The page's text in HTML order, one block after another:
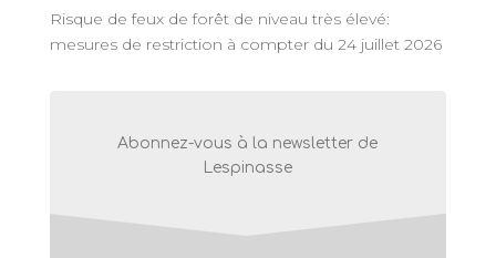
Risque de feux de forêt de niveau très élevé:
mesures de restriction à compter du 24 juillet 2026
Abonnez-vous à la newsletter de
Lespinasse